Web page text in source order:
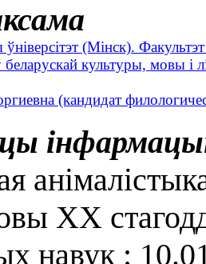
(Мінск).
культуры, мовы і
(кандидат
XX
навук :